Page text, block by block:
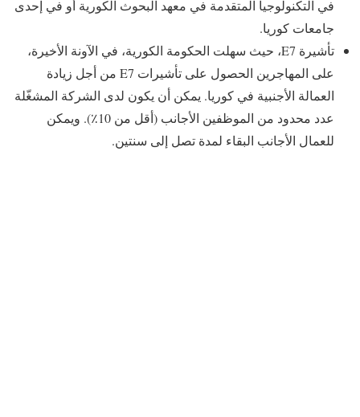
في التكنولوجيا المتقدمة في معهد البحوث الكورية أو في إحدى
جامعات كوريا.
تأشيرة E7، حيث سهلت الحكومة الكورية، في الآونة الأخيرة،
على المهاجرين الحصول على تأشيرات E7 من أجل زيادة
العمالة الأجنبية في كوريا. يمكن أن يكون لدى الشركة المشغّلة
عدد محدود من الموظفين الأجانب (أقل من 10٪). ويمكن
للعمال الأجانب البقاء لمدة تصل إلى سنتين.